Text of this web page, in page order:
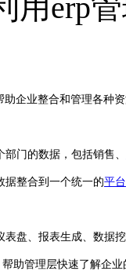
用erp
助企业整合和管理各种
门的数据，包括销售、
据整合到一个统一的平台
盘、报表生成、数据挖
助管理层快速了解企业